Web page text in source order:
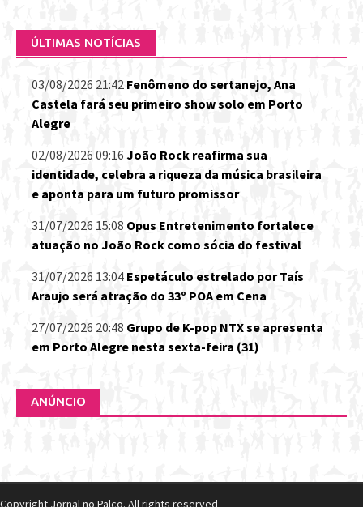
ÚLTIMAS NOTÍCIAS
03/08/2026 21:42 Fenômeno do sertanejo, Ana
Castela fará seu primeiro show solo em Porto
Alegre
02/08/2026 09:16 João Rock reafirma sua
identidade, celebra a riqueza da música brasileira
e aponta para um futuro promissor
31/07/2026 15:08 Opus Entretenimento fortalece
atuação no João Rock como sócia do festival
31/07/2026 13:04 Espetáculo estrelado por Taís
Araujo será atração do 33º POA em Cena
27/07/2026 20:48 Grupo de K-pop NTX se apresenta
em Porto Alegre nesta sexta-feira (31)
ANÚNCIO
Copyright Jornal no Palco. All rights reserved